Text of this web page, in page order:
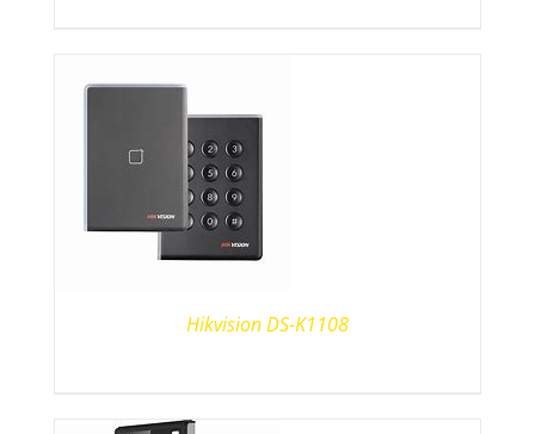
Hikvision DS-K1108